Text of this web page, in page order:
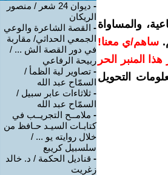
والمساواة
ساهم/ي معنا!
هذا المنبر الحر
التحويل
-
ديوان 24 شعر / منصور
الريكان
- القصة الشاعرة والوعي
الجمعي الحداثي/ مقاربة
في دور القصة الش ... /
ربيحة الرفاعي
- تصاوير لية الظمأ /
السمّاح عبد الله
- ثلاثاءات عابر سبيل /
السمّاح عبد الله
- ملامــح التجريــب في
كتابـات السيـد حـافظ من
خلال روايته يو ... /
سلسبيل كريبع
- قناديل الحكمة / د. خالد
زغريت